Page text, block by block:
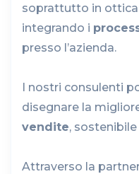
soprattutto in
integrando i
presso l’azienda.
I nostri consulenti
disegnare la
vendite,
Attraverso la